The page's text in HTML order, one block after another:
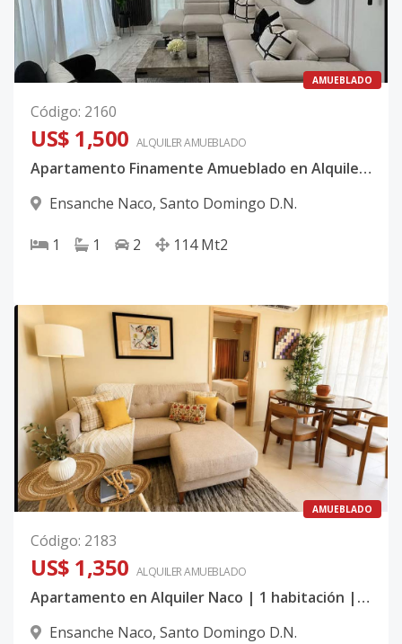
AMUEBLADO
Código: 2160
US$ 1,500 ALQUILERAMUEBLADO
Apartamento Finamente Amueblado en Alquiler en Naco | 1 Habitación | Piso Alto
Ensanche Naco, Santo Domingo D.N.
1 1 2 114 Mt2
AMUEBLADO
Código: 2183
US$ 1,350 ALQUILERAMUEBLADO
Apartamento en Alquiler Naco | 1 habitación | Servicios incluídos | Area Social
Ensanche Naco, Santo Domingo D.N.